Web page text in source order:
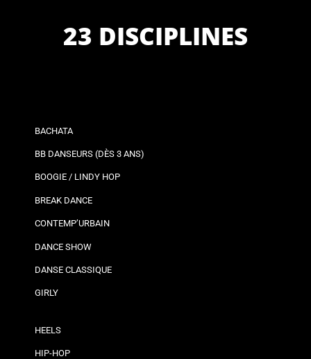
23 DISCIPLINES
BACHATA
BB DANSEURS (DÈS 3 ANS)
BOOGIE / LINDY HOP
BREAK DANCE
CONTEMP’URBAIN
DANCE SHOW
DANSE CLASSIQUE
GIRLY
HEELS
HIP-HOP